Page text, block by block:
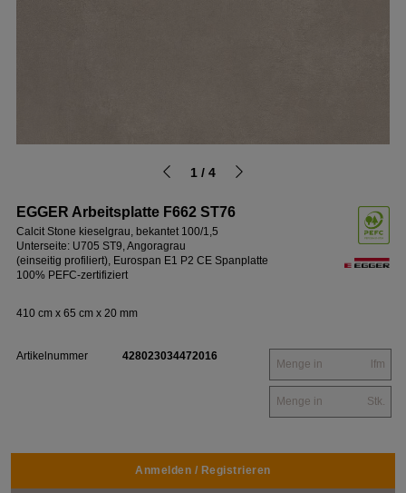
1 / 4
EGGER Arbeitsplatte F662 ST76
Calcit Stone kieselgrau, bekantet 100/1,5
Unterseite: U705 ST9, Angoragrau
(einseitig profiliert), Eurospan E1 P2 CE Spanplatte
100% PEFC-zertifiziert
410 cm x 65 cm x 20 mm
Artikelnummer 428023034472016
lfm
Stk.
Anmelden / Registrieren